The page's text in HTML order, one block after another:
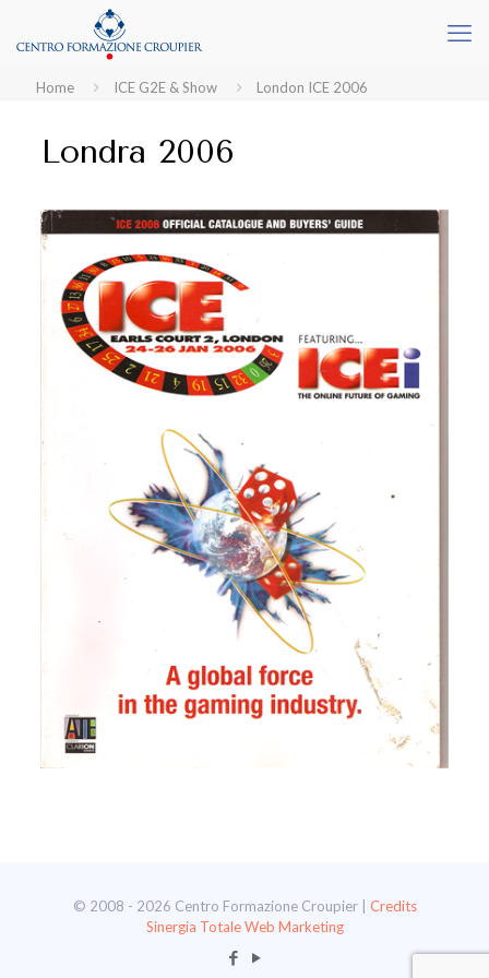
Home ICE G2E & Show London ICE 2006
Londra 2006
© 2008 - 2026 Centro Formazione Croupier | Credits
Sinergia Totale Web Marketing